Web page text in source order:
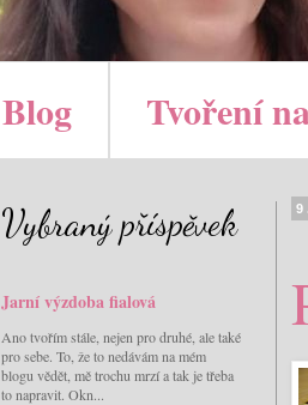
Blog Tvoření
Vybraný příspěvek
Jarní výzdoba fialová
Ano tvořím stále, nejen pro druhé, ale také
pro sebe. To, že to nedávám na mém
blogu vědět, mě trochu mrzí a tak je třeba
to napravit. Okn...